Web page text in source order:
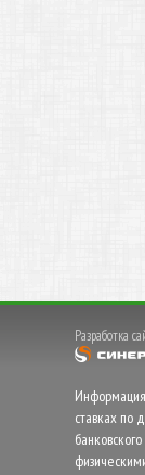
Разработка
ставках по